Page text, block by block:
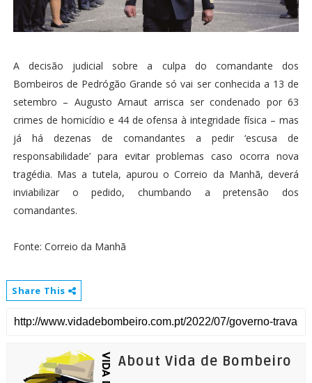
A decisão judicial sobre a culpa do comandante dos
Bombeiros de Pedrógão Grande só vai ser conhecida a 13 de
setembro – Augusto Arnaut arrisca ser condenado por 63
crimes de homicídio e 44 de ofensa à integridade física – mas
já há dezenas de comandantes a pedir ‘escusa de
responsabilidade’ para evitar problemas caso ocorra nova
tragédia. Mas a tutela, apurou o Correio da Manhã, deverá
inviabilizar o pedido, chumbando a pretensão dos
comandantes.
Fonte: Correio da Manhã
Share This
About Vida de Bombeiro